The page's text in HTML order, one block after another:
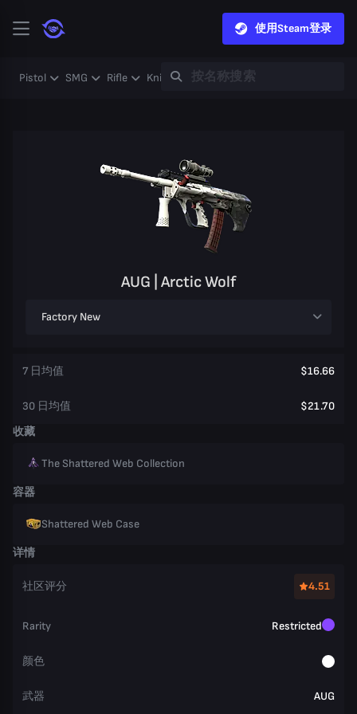
使用Steam登录
Pistol SMG Rifle Knife Gloves Heavy
AUG | Arctic Wolf
Factory New
7 日均值 $16.66
30 日均值
$21.70
收藏
The Shattered Web Collection
容器
Shattered Web Case
详情
社区评分 4.51
Rarity Restricted
颜色
武器 AUG